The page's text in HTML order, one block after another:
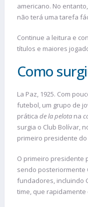
americano. No
não terá uma tarefa
Continue a leitura e
títulos e maiores
Como
La Paz, 1925. Com
futebol, um grupo de
prática de la pelota na
surgia o Club Bolívar,
primeiro presidente do
O primeiro presidente
sendo posteriormente
fundadores, incluindo
time, que